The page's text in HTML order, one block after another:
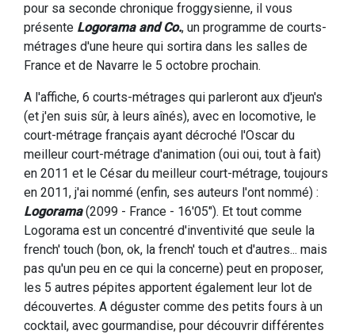
pour sa seconde chronique froggysienne, il vous
présente Logorama and Co., un programme de courts-
métrages d'une heure qui sortira dans les salles de
France et de Navarre le 5 octobre prochain.
A l'affiche, 6 courts-métrages qui parleront aux d'jeun's
(et j'en suis sûr, à leurs aînés), avec en locomotive, le
court-métrage français ayant décroché l'Oscar du
meilleur court-métrage d'animation (oui oui, tout à fait)
en 2011 et le César du meilleur court-métrage, toujours
en 2011, j'ai nommé (enfin, ses auteurs l'ont nommé) :
Logorama(2099 - France - 16'05"). Et tout comme
Logorama est un concentré d'inventivité que seule la
french' touch (bon, ok, la french' touch et d'autres... mais
pas qu'un peu en ce qui la concerne) peut en proposer,
les 5 autres pépites apportent également leur lot de
découvertes. A déguster comme des petits fours à un
cocktail, avec gourmandise, pour découvrir différentes